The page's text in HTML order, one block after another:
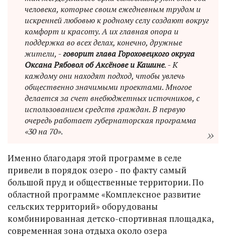
человека, которые своим ежедневным трудом и
искренней любовью к родному селу создают вокруг
комфорт и красоту. А их главная опора и
поддержка во всех делах, конечно, дружные
жители, -говорит глава Гороховецкого округа
Оксана Рябовол об Аксёнове и Кашине. - К
каждому они находят подход, чтобы увлечь
общественно значимыми проектами. Многое
делается за счет внебюджетных источников, с
использованием средств граждан. В первую
очередь работает губернаторская программа
«30 на 70».
Именно благодаря этой программе в селе
привели в порядок озеро ‑ по факту самый
большой пруд и общественные территории. По
областной программе «Комплексное развитие
сельских территорий» оборудованы
комбинированная детско-спортивная площадка,
современная зона отдыха около озера